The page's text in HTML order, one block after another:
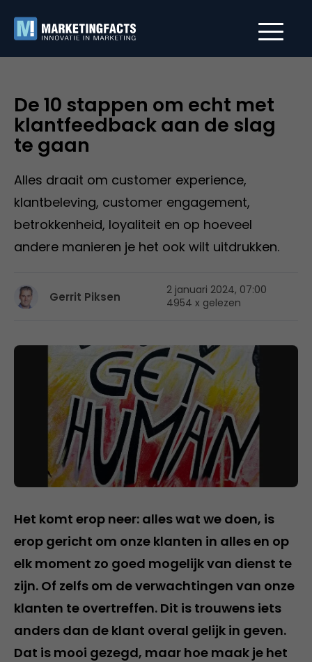
De 10 stappen om echt met
klantfeedback aan de slag
te gaan
Alles draait om customer experience,
klantbeleving, customer engagement,
betrokkenheid, loyaliteit en op hoeveel
andere manieren je het ook wilt uitdrukken.
Gerrit Piksen
2 januari 2024, 07:00
4954 x gelezen
Het komt erop neer: alles wat we doen, is
erop gericht om onze klanten in alles en op
elk moment zo goed mogelijk van dienst te
zijn. Of zelfs om de verwachtingen van onze
klanten te overtreffen. Dit is trouwens iets
anders dan de klant overal gelijk in geven.
Dat is mooi gezegd, maar hoe maak je het